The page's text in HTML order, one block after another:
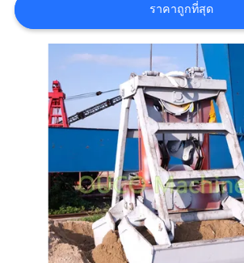
คุณภาพ
CONTACT
ราคาถูกที่สุด